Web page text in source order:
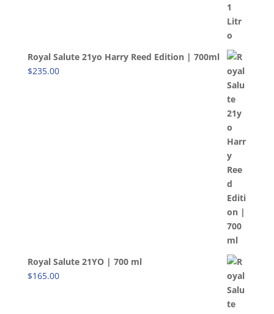
Royal Salute 21yo Harry Reed Edition | 700ml
$235.00
Royal Salute 21YO | 700 ml
$165.00